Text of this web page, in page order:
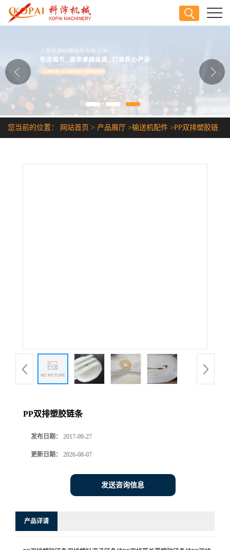
公司介绍
公司动态
产品展厅
证书荣誉
您当前的位置： 网站首页 > 产品展厅 >输送机配件 >PP双排塑胶链
PP双排塑胶链条
发布日期： 2017-09-27
更新日期： 2026-08-07
发送咨询信息
产品详请